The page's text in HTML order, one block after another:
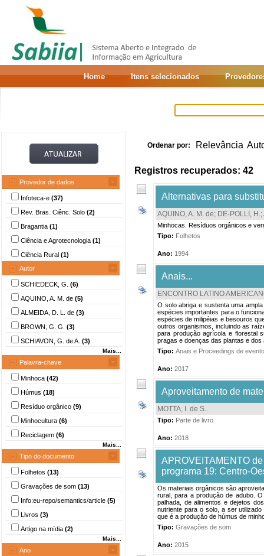
Home Itens selecionados
Provedor de dados
Infoteca-e (37)
Rev. Bras. Ciênc. Solo (2)
Bragantia (1)
Ciência e Agrotecnologia (1)
Ciência Rural (1)
Autor
SCHIEDECK, G. (6)
AQUINO, A. M. de (5)
ALMEIDA, D. L. de (3)
BROWN, G. G. (3)
SCHIAVON, G. de A. (3)
Mais...
Palavra-chave
Minhoca (42)
Húmus (18)
Resíduo orgânico (9)
Minhocultura (6)
Reciclagem (6)
Mais...
Tipo do documento
Folhetos (13)
Gravações de som (13)
Info:eu-repo/semantics/article (5)
Livros (3)
Artigo na mídia (2)
Mais...
Ano
Ordenar por: Relevância
Registros recuperados: 42
Alternativas para
AQUINO, A. M. de; DE-POLLI, H.;
Minhocas. Resíduos orgânicos e
Tipo: Folhetos
Ano: 1994
Anais...
ENCONTRO LATINO
O solo abriga e sustenta uma
espécies importantes para o
espécies de milipéias e besouros
outros organismos, incluindo as
para produção agrícola e florestal
pragas e doenças das plantas e
Tipo: Anais e Proceedings de
Ano: 2017
Aproveitamento de
MOTTA, I. de S..
Tipo: Parte de livro
Ano: 2018
APROVEITAMENTO
programa 19: Centro-
Os materiais orgânicos são
rural, para a produção de adubo.
palhada, de alimentos e dejetos
nutriente para o solo, a ser
que é a produção de húmus de
Tipo: Gravações de som
Ano: 2015